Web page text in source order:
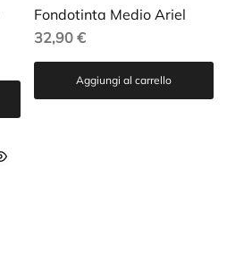
Fondotinta Medio Ariel
32,90 €
Aggiungi al carrello